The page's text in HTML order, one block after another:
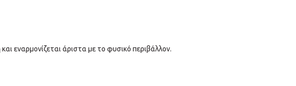
εναρμονίζεται άριστα με το φυσικό περιβάλλον.